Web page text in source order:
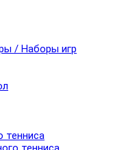
/ Наборы игр
тенниса